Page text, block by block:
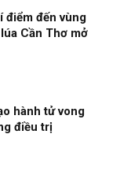
điểm đến vùng
Cần Thơ mở
hành tử vong
điều trị